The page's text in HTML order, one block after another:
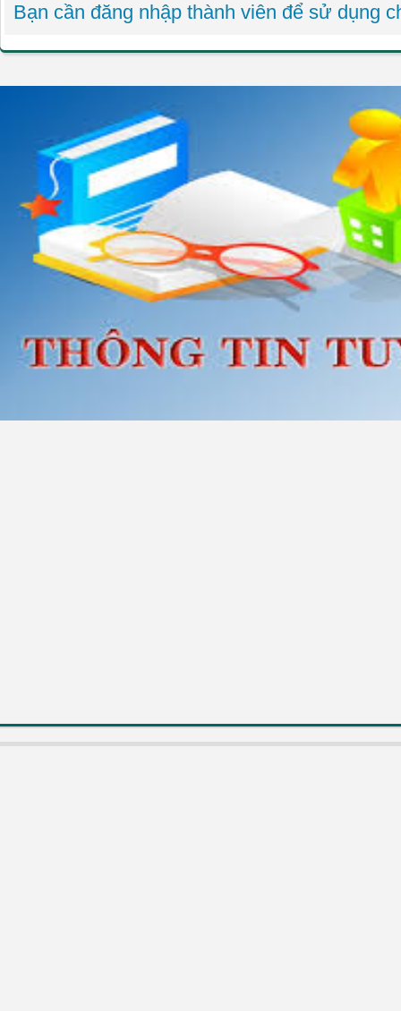
Bạn cần đăng nhập thành viên để sử dụng